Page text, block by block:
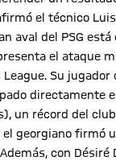
el técnico
aval del PSG está
el ataque
Su jugador
directamente
un récord del
el georgiano firmó
con Désiré